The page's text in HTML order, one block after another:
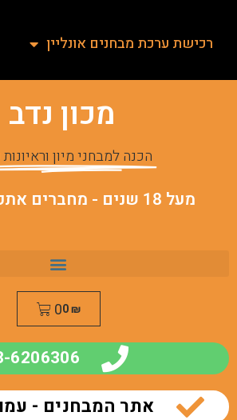
רכישת ערכת מבחנים אונליין
מכון נדב
הכנה למבחני מיון
מעל 18 שנים - מחברים אתכם להצלחה
0₪
0
6206306
אתר המבחנים -